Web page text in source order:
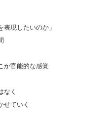
表現したいのか」
か官能的な感覚
なく
ていく